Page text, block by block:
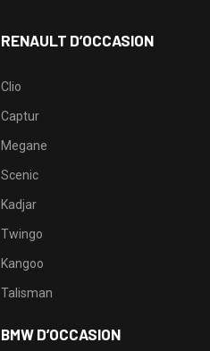
RENAULT D’OCCASION
Clio
Captur
Megane
Scenic
Kadjar
Twingo
Kangoo
Talisman
BMW D’OCCASION